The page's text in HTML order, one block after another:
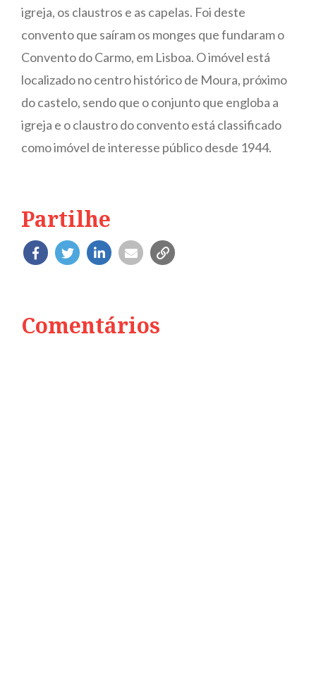
igreja, os claustros e as capelas. Foi deste
convento que saíram os monges que fundaram o
Convento do Carmo, em Lisboa. O imóvel está
localizado no centro histórico de Moura, próximo
do castelo, sendo que o conjunto que engloba a
igreja e o claustro do convento está classificado
como imóvel de interesse público desde 1944.
Partilhe
Comentários